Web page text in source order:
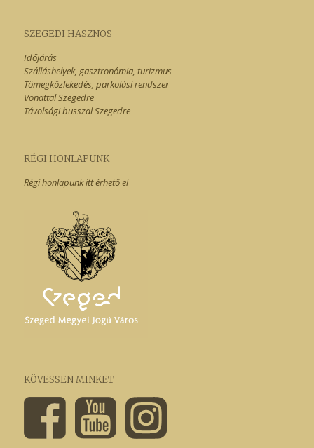
SZEGEDI HASZNOS
Időjárás
Szálláshelyek, gasztronómia, turizmus
Tömegközlekedés, parkolási rendszer
Vonattal Szegedre
Távolsági busszal Szegedre
RÉGI HONLAPUNK
Régi honlapunk itt érhető el
KÖVESSEN MINKET